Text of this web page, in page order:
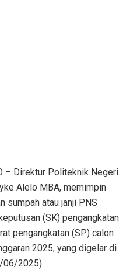
– Direktur Politeknik Negeri
Alelo MBA, memimpin
sumpah atau janji PNS
(SK) pengangkatan
pengangkatan (SP) calon
2025, yang digelar di
06/2025).